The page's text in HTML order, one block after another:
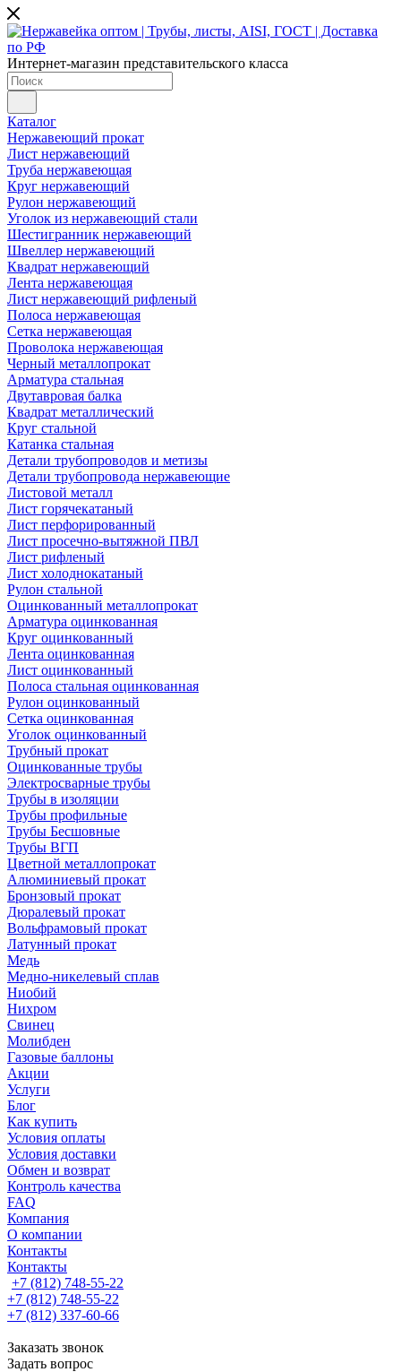
Интернет-магазин представительского класса
Каталог
Нержавеющий прокат
Лист нержавеющий
Труба нержавеющая
Круг нержавеющий
Рулон нержавеющий
Уголок из нержавеющий стали
Шестигранник нержавеющий
Швеллер нержавеющий
Квадрат нержавеющий
Лента нержавеющая
Лист нержавеющий рифленый
Полоса нержавеющая
Сетка нержавеющая
Проволока нержавеющая
Черный металлопрокат
Арматура стальная
Двутавровая балка
Квадрат металлический
Круг стальной
Катанка стальная
Детали трубопроводов и метизы
Детали трубопровода нержавеющие
Листовой металл
Лист горячекатаный
Лист перфорированный
Лист просечно-вытяжной ПВЛ
Лист рифленый
Лист холоднокатаный
Рулон стальной
Оцинкованный металлопрокат
Арматура оцинкованная
Круг оцинкованный
Лента оцинкованная
Лист оцинкованный
Полоса стальная оцинкованная
Рулон оцинкованный
Сетка оцинкованная
Уголок оцинкованный
Трубный прокат
Оцинкованные трубы
Электросварные трубы
Трубы в изоляции
Трубы профильные
Трубы Бесшовные
Трубы ВГП
Цветной металлопрокат
Алюминиевый прокат
Бронзовый прокат
Дюралевый прокат
Вольфрамовый прокат
Латунный прокат
Медь
Медно-никелевый сплав
Ниобий
Нихром
Свинец
Молибден
Газовые баллоны
Акции
Услуги
Блог
Как купить
Условия оплаты
Условия доставки
Обмен и возврат
Контроль качества
FAQ
Компания
О компании
Контакты
Контакты
+7 (812) 748-55-22
+7 (812) 748-55-22
+7 (812) 337-60-66
Заказать звонок
Задать вопрос